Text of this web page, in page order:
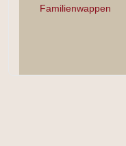
Familienwappen